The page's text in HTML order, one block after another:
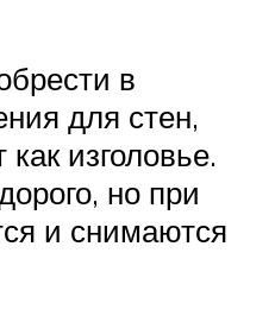
в
для стен,
изголовье.
но при
и снимаются